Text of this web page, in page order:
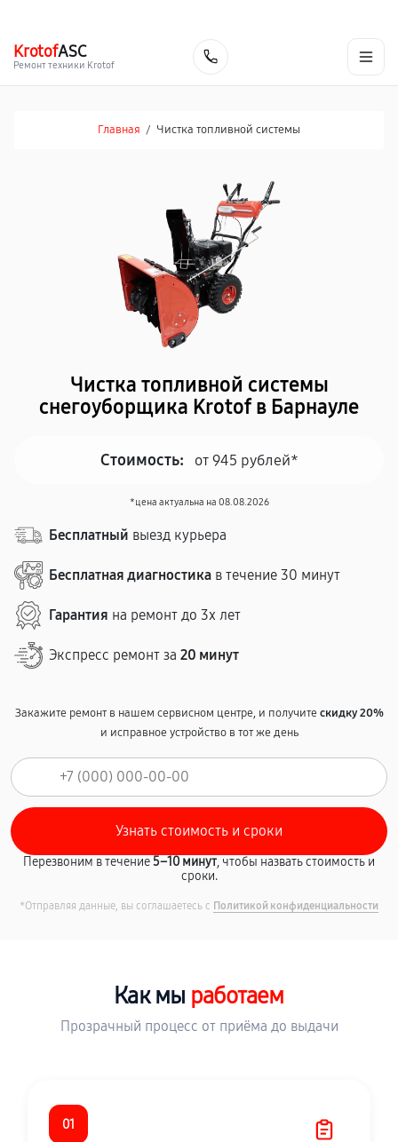
KrotofASC
Ремонт техники Krotof
Главная / Чистка топливной системы
Чистка топливной системы
снегоуборщика Krotof в Барнауле
Стоимость: от 945 рублей*
*цена актуальна на 08.08.2026
Бесплатный выезд курьера
Бесплатная диагностика в течение 30 минут
Гарантия на ремонт до 3х лет
Экспресс ремонт за 20 минут
Закажите ремонт в нашем сервисном центре, и получитескидку 20%
и исправное устройство в тот же день
Перезвоним в течение5–10 минут, чтобы назвать стоимость и
сроки.
*Отправляя данные, вы соглашаетесь с Политикой конфиденциальности
Как мы работаем
Прозрачный процесс от приёма до выдачи
01